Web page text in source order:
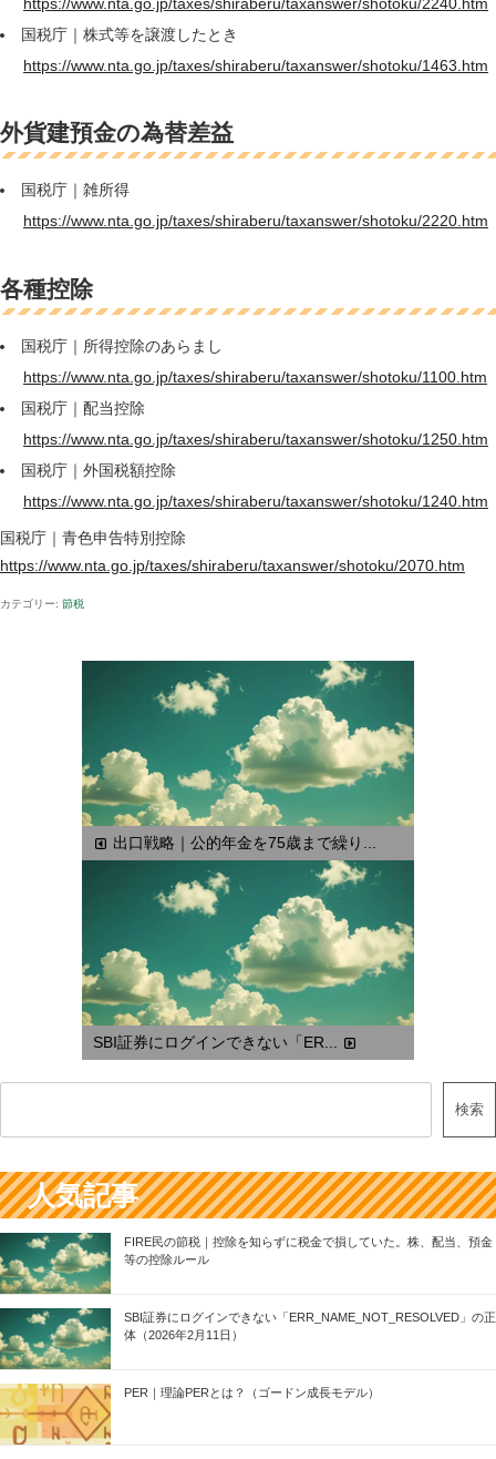
国税庁｜株式等を譲渡したとき
https://www.nta.go.jp/taxes/shiraberu/taxanswer/shotoku/1463.htm
外貨建預金の為替差益
国税庁｜雑所得
https://www.nta.go.jp/taxes/shiraberu/taxanswer/shotoku/2220.htm
各種控除
国税庁｜所得控除のあらまし
https://www.nta.go.jp/taxes/shiraberu/taxanswer/shotoku/1100.htm
国税庁｜配当控除
https://www.nta.go.jp/taxes/shiraberu/taxanswer/shotoku/1250.htm
国税庁｜外国税額控除
https://www.nta.go.jp/taxes/shiraberu/taxanswer/shotoku/1240.htm
国税庁｜青色申告特別控除
https://www.nta.go.jp/taxes/shiraberu/taxanswer/shotoku/2070.htm
カテゴリー: 節税
出口戦略｜公的年金を75歳まで繰り...
SBI証券にログインできない「ER...
検索
人気記事
FIRE民の節税｜控除を知らずに税金で損していた。株、配当、預金
等の控除ルール
SBI証券にログインできない「ERR_NAME_NOT_RESOLVED」の正
体（2026年2月11日）
PER｜理論PERとは？（ゴードン成長モデル）